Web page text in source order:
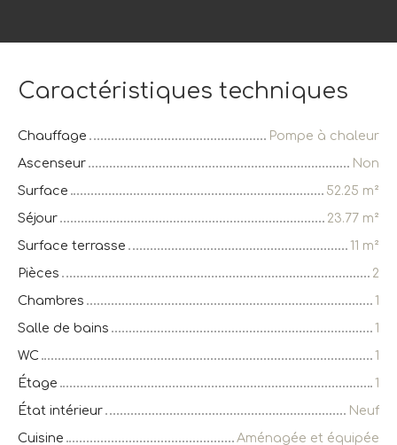
Caractéristiques techniques
Chauffage
Pompe à chaleur
Ascenseur
Non
Surface
52.25 m²
Séjour
23.77 m²
Surface terrasse
11 m²
Pièces
2
Chambres
1
Salle de bains
1
WC
1
Étage
1
État intérieur
Neuf
Cuisine
Aménagée et équipée